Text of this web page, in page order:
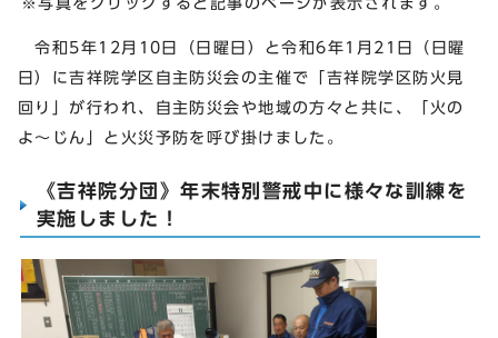
令和5年12月10日（日曜日）と令和6年1月21日（日曜
日）に吉祥院学区自主防災会の主催で「吉祥院学区防火見
回り」が行われ、自主防災会や地域の方々と共に、「火の
よ～じん」と火災予防を呼び掛けました。
《吉祥院分団》年末特別警戒中に様々な訓練を
実施しました！